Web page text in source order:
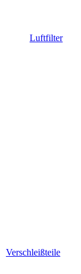
Luftfilter
Verschleißteile